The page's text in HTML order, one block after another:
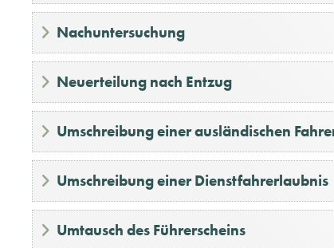
Nachuntersuchung
Neuerteilung nach Entzug
Umschreibung einer ausländischen
Umschreibung einer Dienstfahrerlaubnis
Umtausch des Führerscheins